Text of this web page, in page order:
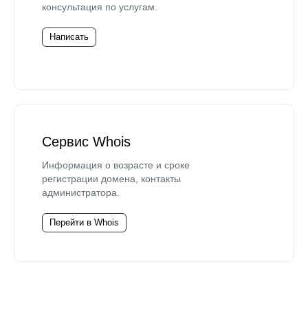
консультация по услугам.
Написать
Сервис Whois
Информация о возрасте и сроке
регистрации домена, контакты
администратора.
Перейти в Whois